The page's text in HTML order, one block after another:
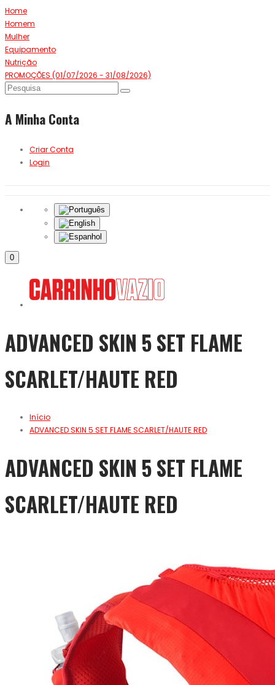
Home
Homem
Mulher
Equipamento
Nutrição
PROMOÇÕES (01/07/2026 - 31/08/2026)
A Minha Conta
Criar Conta
Login
0
ADVANCED SKIN 5 SET FLAME
SCARLET/HAUTE RED
Início
ADVANCED SKIN 5 SET FLAME SCARLET/HAUTE RED
ADVANCED SKIN 5 SET FLAME
SCARLET/HAUTE RED